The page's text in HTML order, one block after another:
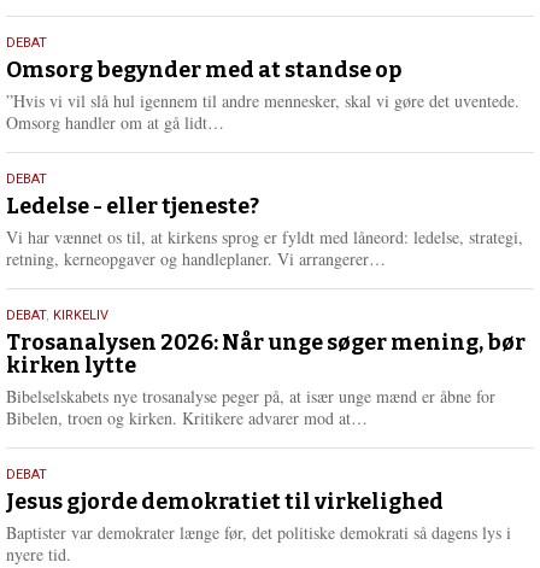
e
r
e
9.
juli
2026
DEBAT
Omsorg begynder med at standse op
”Hvis vi vil slå hul igennem til andre mennesker, skal vi gøre det uventede.
Omsorg handler om at gå lidt…
e
r
e
10.
juni
2026
DEBAT
Ledelse - eller tjeneste?
Vi har vænnet os til, at kirkens sprog er fyldt med låneord: ledelse, strategi,
retning, kerneopgaver og handleplaner. Vi arrangerer…
e
2.
juni
2026
DEBAT, KIRKELIV
Trosanalysen 2026: Når unge søger mening, bør
kirken lytte
Bibelselskabets nye trosanalyse peger på, at især unge mænd er åbne for
Bibelen, troen og kirken. Kritikere advarer mod at…
e
r
18.
maj
2026
DEBAT
Jesus gjorde demokratiet til virkelighed
Baptister var demokrater længe før, det politiske demokrati så dagens lys i
nyere tid.